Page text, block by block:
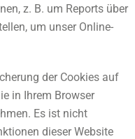
z. B. um Reports über
um unser Online-
der Cookies auf
in Ihrem Browser
Es ist nicht
dieser Website